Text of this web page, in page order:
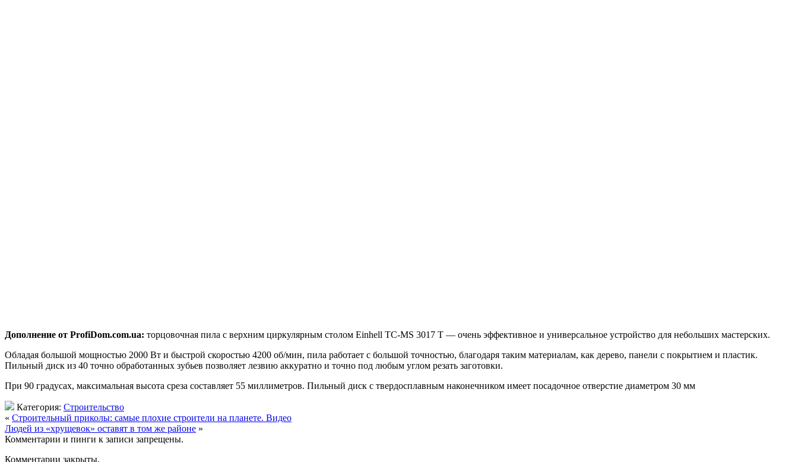
Дополнение от ProfiDom.com.ua: торцовочная пила с верхним циркулярным столом Einhell TC-MS 3017 T — очень эффективное и универсальное устройство для небольших мастерских.
Обладая большой мощностью 2000 Вт и быстрой скоростью 4200 об/мин, пила работает с большой точностью, благодаря таким материалам, как дерево, панели с покрытием и пластик.
Пильный диск из 40 точно обработанных зубьев позволяет лезвию аккуратно и точно под любым углом резать заготовки.
При 90 градусах, максимальная высота среза составляет 55 миллиметров. Пильный диск с твердосплавным наконечником имеет посадочное отверстие диаметром 30 мм
Категория: Строительство
« Строительный приколы: самые плохие строители на планете. Видео
Людей из «хрущевок» оставят в том же районе »
Комментарии и пинги к записи запрещены.
Комментарии закрыты.